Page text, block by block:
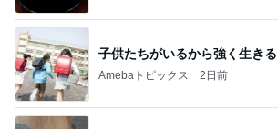
子供たちがいるから強く生き
Amebaトピックス 2日前